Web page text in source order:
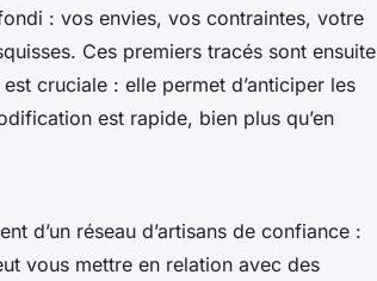
: vos envies, vos contraintes, votre
Ces premiers tracés sont ensuite
cruciale : elle permet d’anticiper les
est rapide, bien plus qu’en
d’un réseau d’artisans de confiance :
vous mettre en relation avec des